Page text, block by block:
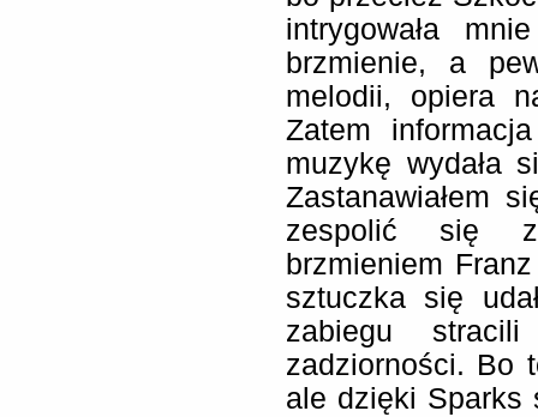
intrygowała
brzmienie, a
melodii, opiera
Zatem
muzykę wydała
Zastanawiałem
zespolić się
brzmieniem
sztuczka się
zabiegu
zadziorności. Bo
ale dzięki Sparks